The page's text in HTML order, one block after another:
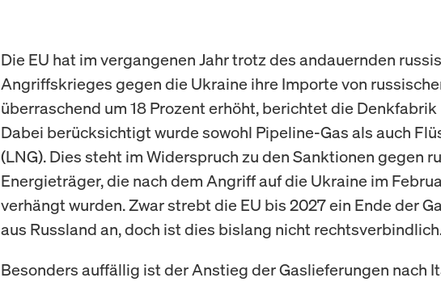
Die EU hat im vergangenen Jahr trotz des andauernden
Angriffskrieges gegen die Ukraine ihre Importe von
überraschend um 18 Prozent erhöht, berichtet die Denkfabrik
Dabei berücksichtigt wurde sowohl Pipeline-Gas als auch
(LNG). Dies steht im Widerspruch zu den Sanktionen gegen
Energieträger, die nach dem Angriff auf die Ukraine im
verhängt wurden. Zwar strebt die EU bis 2027 ein Ende der
aus Russland an, doch ist dies bislang nicht
Besonders auffällig ist der Anstieg der Gaslieferungen nach